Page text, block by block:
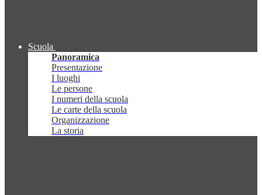
Scuola
Panoramica
Presentazione
I luoghi
Le persone
I numeri della scuola
Le carte della scuola
Organizzazione
La storia